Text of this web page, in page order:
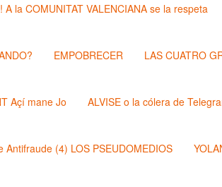
A la COMUNITAT VALENCIANA se la respeta
EMPOBRECER LAS CUATRO
Açí mane Jo ALVISE o la cólera de
Antifraude (4) LOS PSEUDOMEDIOS